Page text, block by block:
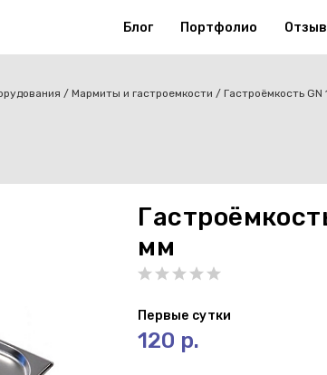
Блог Портфолио
Мармиты и гастроемкости Гастроёмкость
мм
Первые сутки
120 р.